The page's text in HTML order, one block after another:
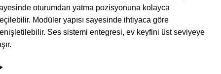
oturumdan yatma pozisyonuna kolayca
Modüler yapısı sayesinde ihtiyaca göre
Ses sistemi entegresi, ev keyfini üst seviyeye